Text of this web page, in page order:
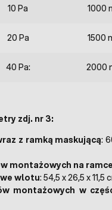
10 Pa 1000
20 Pa 1500
40 Pa: 2000
zdj. nr 3:
z ramką maskującą:
montażowych na
wlotu: 54,5 x 26,5 x 11,5
montażowych w